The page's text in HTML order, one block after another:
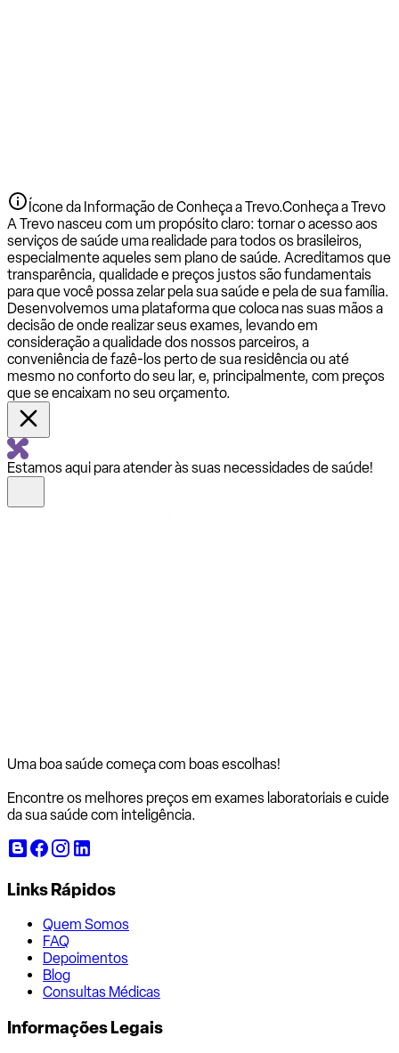
Ícone da Informação de Conheça a Trevo.Conheça a Trevo
A Trevo nasceu com um propósito claro: tornar o acesso aos
serviços de saúde uma realidade para todos os brasileiros,
especialmente aqueles sem plano de saúde. Acreditamos que
transparência, qualidade e preços justos são fundamentais
para que você possa zelar pela sua saúde e pela de sua família.
Desenvolvemos uma plataforma que coloca nas suas mãos a
decisão de onde realizar seus exames, levando em
consideração a qualidade dos nossos parceiros, a
conveniência de fazê-los perto de sua residência ou até
mesmo no conforto do seu lar, e, principalmente, com preços
que se encaixam no seu orçamento.
Estamos aqui para atender às suas necessidades de saúde!
Uma boa saúde começa com boas escolhas!
Encontre os melhores preços em exames laboratoriais e cuide
da sua saúde com inteligência.
Links Rápidos
Quem Somos
FAQ
Depoimentos
Blog
Consultas Médicas
Informações Legais